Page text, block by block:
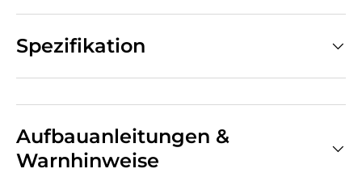
Spezifikation
Aufbauanleitungen &
Warnhinweise